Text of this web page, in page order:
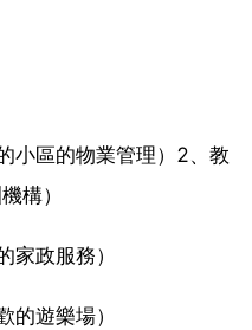
小區的物業管理）2、教
構）
家政服務）
的遊樂場）